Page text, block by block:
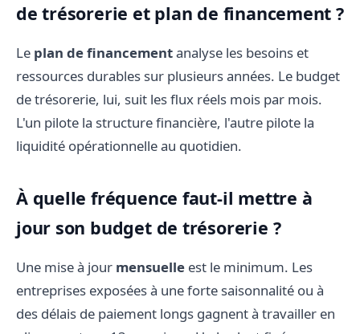
de trésorerie et plan de financement ?
Le plan de financementanalyse les besoins et
ressources durables sur plusieurs années. Le budget
de trésorerie, lui, suit les flux réels mois par mois.
L'un pilote la structure financière, l'autre pilote la
liquidité opérationnelle au quotidien.
À quelle fréquence faut-il mettre à
jour son budget de trésorerie ?
Une mise à jour mensuelle est le minimum. Les
entreprises exposées à une forte saisonnalité ou à
des délais de paiement longs gagnent à travailler en